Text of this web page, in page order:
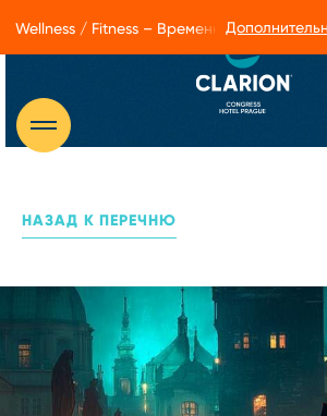
НАЗАД К ПЕРЕЧНЮ
Wellness / Fitness – Временные